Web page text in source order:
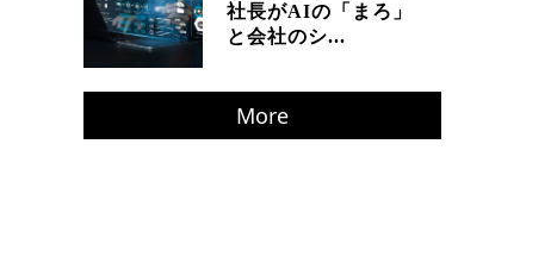
社長がAIの「まろ」
と会社のシ...
More